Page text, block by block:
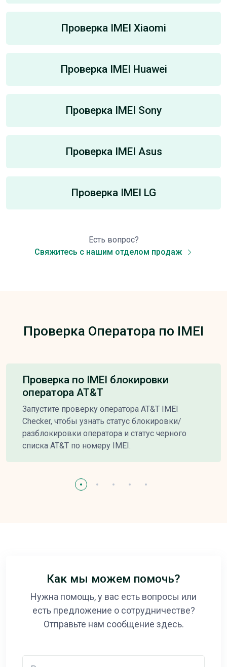
Проверка IMEI Xiaomi
Проверка IMEI Huawei
Проверка IMEI Sony
Проверка IMEI Asus
Проверка IMEI LG
Есть вопрос?
Свяжитесь с нашим отделом продаж
Проверка Оператора по IMEI
Проверка по IMEI блокировки
оператора AT&T
Запустите проверку оператора AT&T IMEI
Checker, чтобы узнать статус блокировки/
разблокировки оператора и статус черного
списка AT&T по номеру IMEI.
Как мы можем помочь?
Нужна помощь, у вас есть вопросы или
есть предложение о сотрудничестве?
Отправьте нам сообщение здесь.